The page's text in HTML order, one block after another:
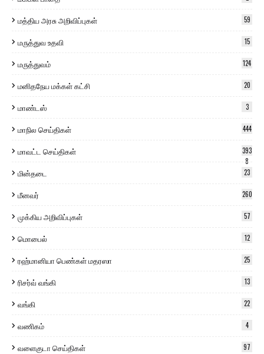
மத்திய அரசு அறிவிப்புகள் 59
மருத்துவ உதவி 15
மருத்துவம் 124
மனிதநேய மக்கள் கட்சி 20
மாண்டஸ் 3
மாநில செய்திகள் 444
மாவட்ட செய்திகள்
393
8
மின்தடை 23
மீனவர் 260
முக்கிய அறிவிப்புகள் 57
மொபைல் 12
ரஹ்மானியா பெண்கள் மதரஸா 25
ரிசர்வ் வங்கி 13
வங்கி 22
வணிகம் 4
வளைகுடா செய்திகள் 97